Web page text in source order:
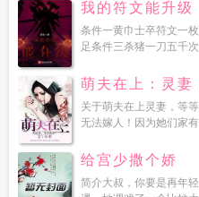
我的符文能升级
条件一黄巾士卒符文一
足条件三杀猪一刀五千
萌夫在上：灵妻
关于萌夫在上灵妻，等
无法嫁人！因为她们家
给宫少撒个娇
简介大叔，你要是再年